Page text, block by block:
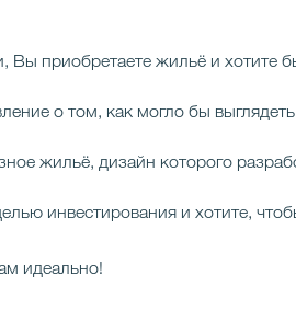
Вы приобретаете жильё и хотите
о том, как могло бы
жильё, дизайн которого
инвестирования и хотите,
идеально!